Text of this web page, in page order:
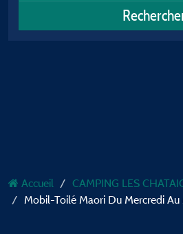
Accueil
CAMPING LES
Mobil-Toilé Maori Du Mercredi Au